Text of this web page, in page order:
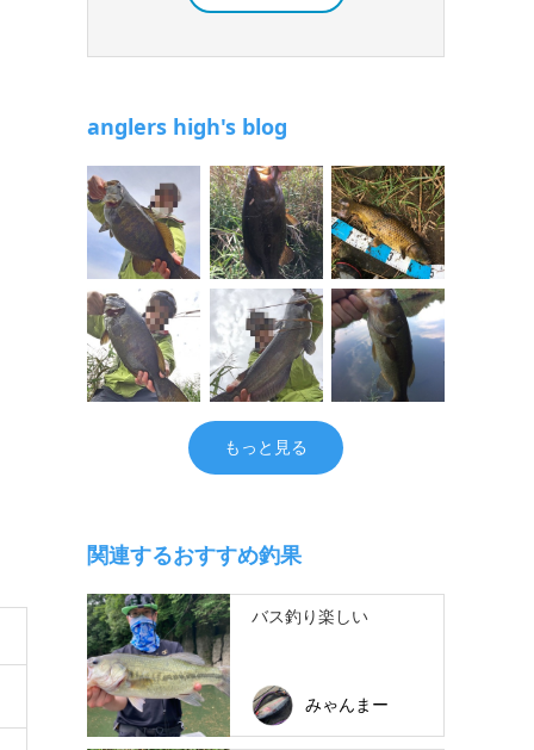
anglers high's blog
もっと見る
関連するおすすめ釣果
バス釣り楽しい
みゃんまー